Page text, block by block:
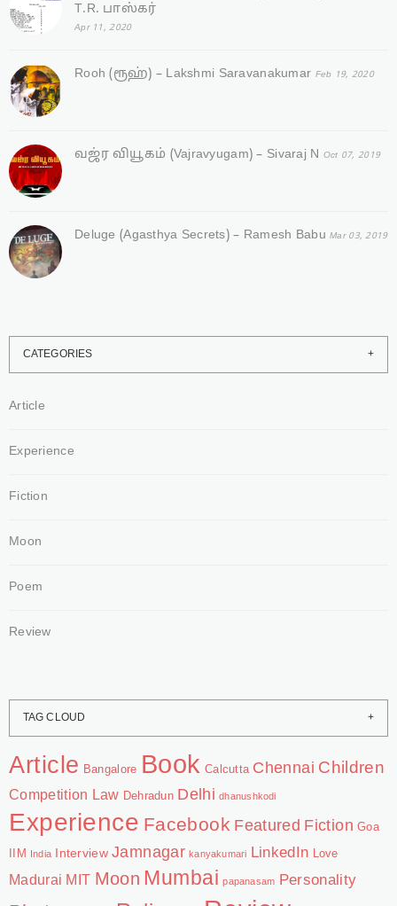
T.R. பாஸ்கர்
Apr 11, 2020
Rooh (ரூஹ்) – Lakshmi Saravanakumar Feb 19, 2020
வஜ்ர‌ வியூகம் (Vajravyugam) – Sivaraj N Oct 07, 2019
Deluge (Agasthya Secrets) – Ramesh Babu Mar 03, 2019
CATEGORIES
Article
Experience
Fiction
Moon
Poem
Review
TAG CLOUD
Article Bangalore Book Calcutta Chennai Children
Competition Law Dehradun Delhi dhanushkodi
Experience Facebook Featured Fiction Goa
IIM
India Interview Jamnagar kanyakumari LinkedIn Love
Madurai MIT Moon Mumbai papanasam Personality